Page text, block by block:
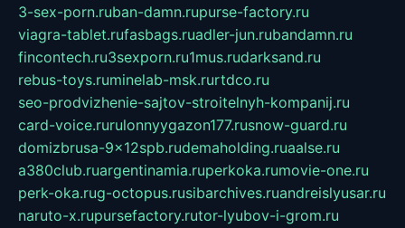
3-sex-porn.ruban-damn.rupurse-factory.ru
viagra-tablet.rufasbags.ruadler-jun.rubandamn.ru
fincontech.ru3sexporn.ru1mus.rudarksand.ru
rebus-toys.ruminelab-msk.rurtdco.ru
seo-prodvizhenie-sajtov-stroitelnyh-kompanij.ru
card-voice.rurulonnyygazon177.rusnow-guard.ru
domizbrusa-9x12spb.rudemaholding.ruaalse.ru
a380club.ruargentinamia.ruperkoka.rumovie-one.ru
perk-oka.rug-octopus.rusibarchives.ruandreislyusar.ru
naruto-x.rupursefactory.rutor-lyubov-i-grom.ru